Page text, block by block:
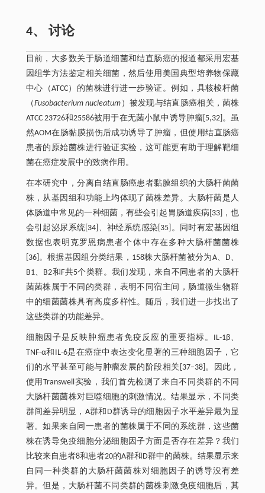
4、 讨论
目前，大多数关于肠道细菌和结直肠癌的报道都采用宏基
因组学方法鉴定相关细菌，然后使用美国典型培养物保藏
中心（ATCC）的菌株进行进一步验证。例如，具核梭杆菌
（Fusobacterium nucleatum ）被发现与结直肠癌相关，菌株
ATCC 23726和25586被用于在无菌小鼠中诱导肿瘤[5,32]。虽
然AOM在肠黏膜损伤后成功诱导了肿瘤，但使用结直肠癌
患者的原始菌株进行验证实验，这可能更有助于理解靶细
菌在癌症发展中的致病作用。
在本研究中，分离自结直肠癌患者黏膜组织的大肠杆菌菌
株，从基因组和功能上均体现了菌株差异。大肠杆菌是人
体肠道中常见的一种细菌，有些会引起胃肠道疾病[33]，也
会引起泌尿系统[34]、神经系统感染[35]。同时有宏基因组
数据也表明克罗恩病患者个体中存在多种大肠杆菌菌株
[36]。根据基因组分类结果，158株大肠杆菌被分为A、D、
B1、B2和F共5个类群。我们发现，来自不同患者的大肠杆
菌菌株属于不同的类群，表明不同宿主间，肠道微生物群
中的细菌菌株具有高度多样性。随后，我们进一步找出了
这些类群的功能差异。
细胞因子是反映肿瘤患者免疫反应的重要指标。IL-1β、
TNF-α和IL-6是在癌症中表达变化显著的三种细胞因子，它
们的水平甚至可能与肿瘤发展的阶段相关[37‒38]。因此，
使用Transwell实验，我们首先检测了来自不同类群的不同
大肠杆菌菌株对巨噬细胞的刺激情况。结果显示，不同类
群间差异明显，A群和D群诱导的细胞因子水平差异最为显
著。如果来自同一患者的菌株属于不同的系统群，这些菌
株在诱导免疫细胞分泌细胞因子方面是否存在差异？我们
比较来自患者8和患者20的A群和D群中的菌株。结果显示来
自同一种类群的大肠杆菌菌株对细胞因子的诱导没有差
异。但是，大肠杆菌不同类群的菌株刺激免疫细胞后，其